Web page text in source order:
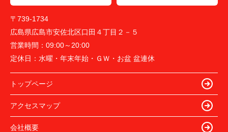
〒739-1734
広島県広島市安佐北区口田４丁目２－５
営業時間： 09:00～20:00
定休日： 水曜・年末年始・ＧＷ・お盆 盆連休
トップページ
アクセスマップ
会社概要